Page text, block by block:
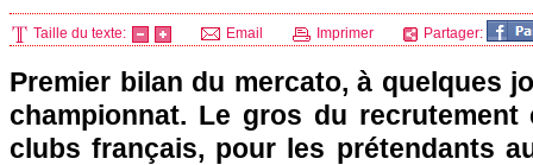
Taille du texte: Email Imprimer Partager:
Premier bilan du mercato, à quelques
championnat. Le gros du
clubs français, pour les prétendants